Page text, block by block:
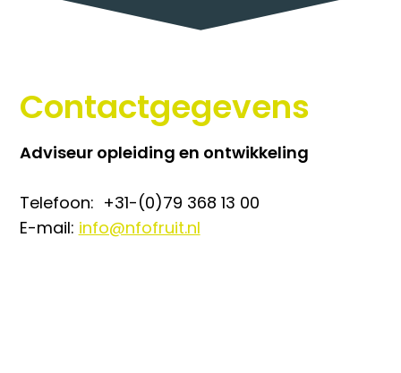
Contactgegevens
Adviseur opleiding en ontwikkeling
Telefoon: +31-(0)79 368 13 00
E-mail: info@nfofruit.nl